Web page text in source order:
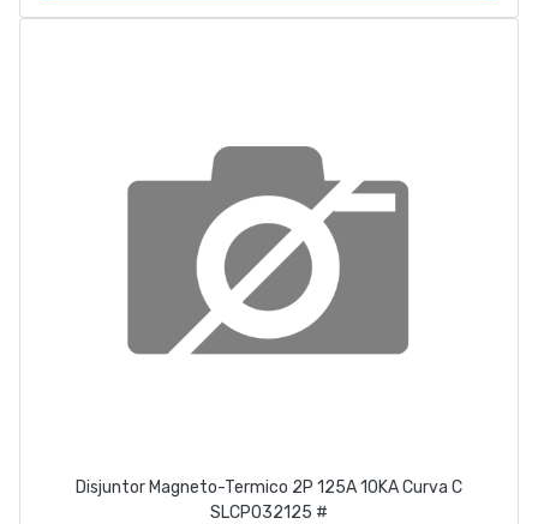
Disjuntor Magneto-Termico 2P 125A 10KA Curva C
SLCP032125 #